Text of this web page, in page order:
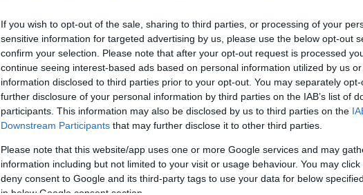
If you wish to opt-out of the sale, sharing to third parties, or processing of your
sensitive information for targeted advertising by us, please use the below opt-out
confirm your selection. Please note that after your opt-out request is processed
continue seeing interest-based ads based on personal information utilized by us
information disclosed to third parties prior to your opt-out. You may separately
further disclosure of your personal information by third parties on the IAB’s list of
participants. This information may also be disclosed by us to third parties on the
Downstream Participants that may further disclose it to other third parties.
Please note that this website/app uses one or more Google services and may
information including but not limited to your visit or usage behaviour. You may
deny consent to Google and its third-party tags to use your data for below
in below Google consent section.